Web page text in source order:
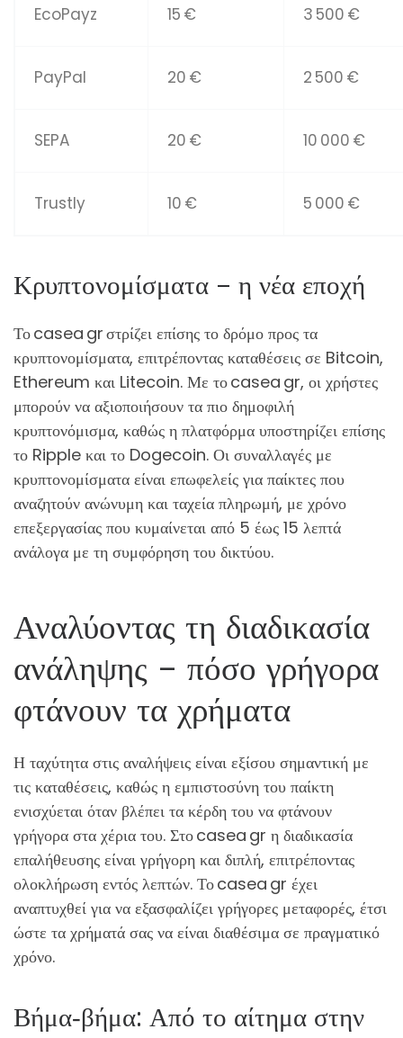
EcoPayz 15 € 3 500 €
PayPal 20 € 2 500 €
SEPA 20 € 10 000 €
Trustly 10 € 5 000 €
Κρυπτονομίσματα – η νέα εποχή
Το casea gr στρίζει επίσης το δρόμο προς τα
κρυπτονομίσματα, επιτρέποντας καταθέσεις σε Bitcoin,
Ethereum και Litecoin. Με το casea gr, οι χρήστες
μπορούν να αξιοποιήσουν τα πιο δημοφιλή
κρυπτονόμισμα, καθώς η πλατφόρμα υποστηρίζει επίσης
το Ripple και το Dogecoin. Οι συναλλαγές με
κρυπτονομίσματα είναι επωφελείς για παίκτες που
αναζητούν ανώνυμη και ταχεία πληρωμή, με χρόνο
επεξεργασίας που κυμαίνεται από 5 έως 15 λεπτά
ανάλογα με τη συμφόρηση του δικτύου.
Αναλύοντας τη διαδικασία
ανάληψης – πόσο γρήγορα
φτάνουν τα χρήματα
Η ταχύτητα στις αναλήψεις είναι εξίσου σημαντική με
τις καταθέσεις, καθώς η εμπιστοσύνη του παίκτη
ενισχύεται όταν βλέπει τα κέρδη του να φτάνουν
γρήγορα στα χέρια του. Στο casea gr η διαδικασία
επαλήθευσης είναι γρήγορη και διπλή, επιτρέποντας
ολοκλήρωση εντός λεπτών. Το casea gr έχει
αναπτυχθεί για να εξασφαλίζει γρήγορες μεταφορές, έτσι
ώστε τα χρήματά σας να είναι διαθέσιμα σε πραγματικό
χρόνο.
Βήμα‑βήμα: Από το αίτημα στην